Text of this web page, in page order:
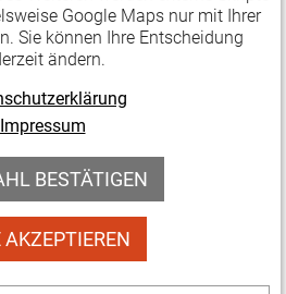
Staatskanzlei werden
für eine erfolgreiche
ermöglicht auch
Ende.
(LAG Soziokultur
18:00 Uhr
Google Maps nur mit Ihrer
Sie können Ihre Entscheidung
ändern.
Impressum
BESTÄTIGEN